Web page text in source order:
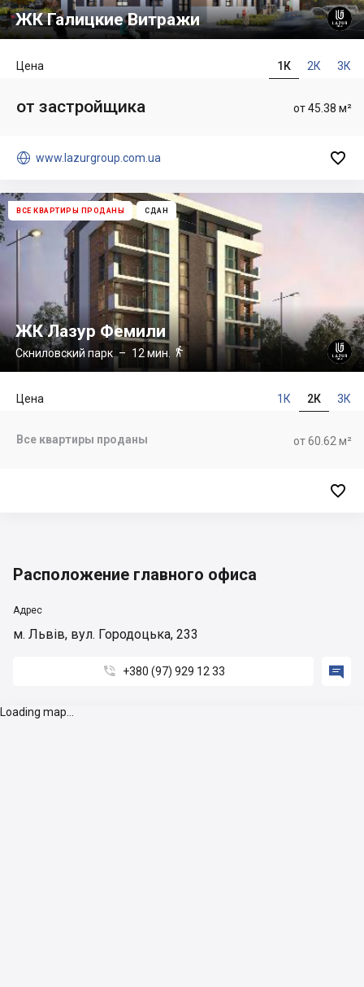
ЖК Галицкие Витражи
1К 2К 3К
Цена
от 45.38 м²
от застройщика
 www.lazurgroup.com.ua 
ВСЕ КВАРТИРЫ ПРОДАНЫ СДАН
ЖК Лазур Фемили
Скниловский парк – 12 мин.
1К 2К 3К
Цена
от 60.62 м²
Все квартиры проданы

Расположение главного офиса
Адрес
м. Львів, вул. Городоцька, 233
 +380 (97) 929 12 33 
Loading map...